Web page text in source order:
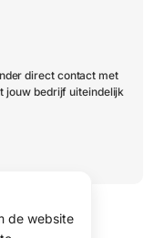
direct contact met
jouw bedrijf uiteindelijk
de website